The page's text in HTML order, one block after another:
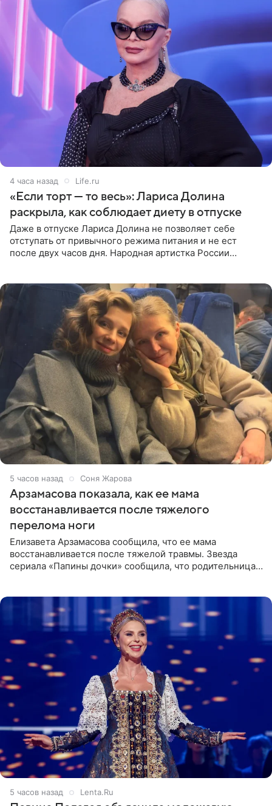
4 часа назад Life.ru
«Если торт — то весь»: Лариса Долина
раскрыла, как соблюдает диету в отпуске
Даже в отпуске Лариса Долина не позволяет себе
отступать от привычного режима питания и не ест
после двух часов дня. Народная артистка России
5 часов назад Соня Жарова
Арзамасова показала, как ее мама
восстанавливается после тяжелого
перелома ноги
Елизавета Арзамасова сообщила, что ее мама
восстанавливается после тяжелой травмы. Звезда
сериала «Папины дочки» сообщила, что родительница
5 часов назад Lenta.Ru